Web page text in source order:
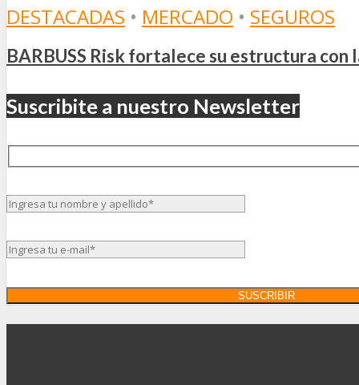
DESTACADAS • MERCADO • SEGUROS
BARBUSS Risk fortalece su estructura
Suscribite a nuestro Newsletter